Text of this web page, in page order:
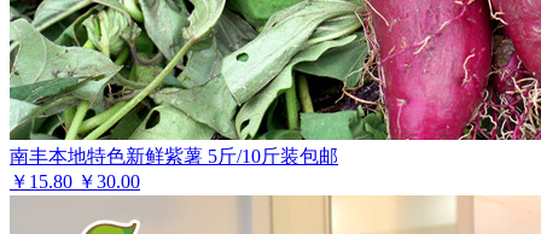
南丰本地特色新鲜紫薯 5斤/10斤装包邮
￥ 15.80 ￥30.00